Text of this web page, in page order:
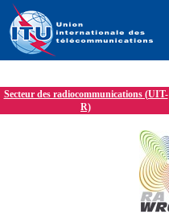
Secteur des radiocommunications (UIT-
R)